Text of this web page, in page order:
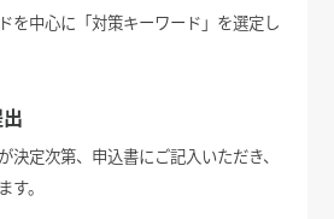
を中心に「対策キーワード」を選定し
決定次第、申込書にご記入いただき、
す。